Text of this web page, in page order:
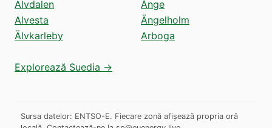
Älvdalen
Alvesta
Älvkarleby
Ånge
Ängelholm
Arboga
Explorează Suedia →
Sursa datelor: ENTSO-E. Fiecare zonă afișează propria oră